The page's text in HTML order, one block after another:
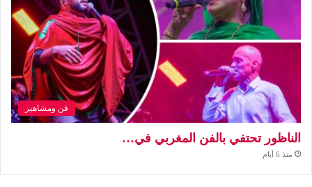
فن ومشاهير
الناظور تحتفي بالفن المغربي في…
منذ 6 أيام